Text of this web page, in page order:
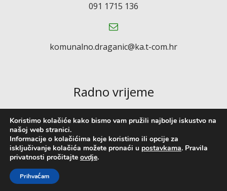
091 1715 136
komunalno.draganic@ka.t-com.hr
Radno vrijeme
Ponedjeljak-petak: 07:00 – 15:00
Subotom, nedjeljom i praznikom ne radimo
Copyright © 2022. KOMUNALNO DRUŠTVO DRAGANIĆ d.o.o. //
Koristimo kolačiće kako bismo vam pružili najbolje iskustvo na
našoj web stranici.
Informacije o kolačićima koje koristimo ili opcije za
isključivanje kolačića možete pronaći u postavkama. Pravila
privatnosti pročitajte ovdje.
Prihvaćam